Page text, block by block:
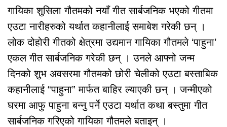
गायिका शुसिला गौतमको नयाँ गीत सार्बजनिक भएको गीतमा
एउटा नारीहरुको यर्थात कहानीलाई समाबेश गरेकी छन् ।
लोक दोहोरी गीतको क्षेत्रमा उद्यमान गायिका गौतमले ‘पाहुना’
एकल गीत सार्बजनिक गरेकी छन् । उनले आफ्नो जन्म
दिनको शुभ अवसरमा गौतमको छोरी चेलीको एउटा बस्ताबिक
कहानीलाई “पाहुना” मार्फत बाहिर ल्याएकी छन् । जन्मीएको
घरमा आफु पाहुना बन्नु पर्ने एउटा यर्थात कथा बस्तुमा गीत
सार्बजनिक गरिएको गायिका गौतमले बताइन् ।